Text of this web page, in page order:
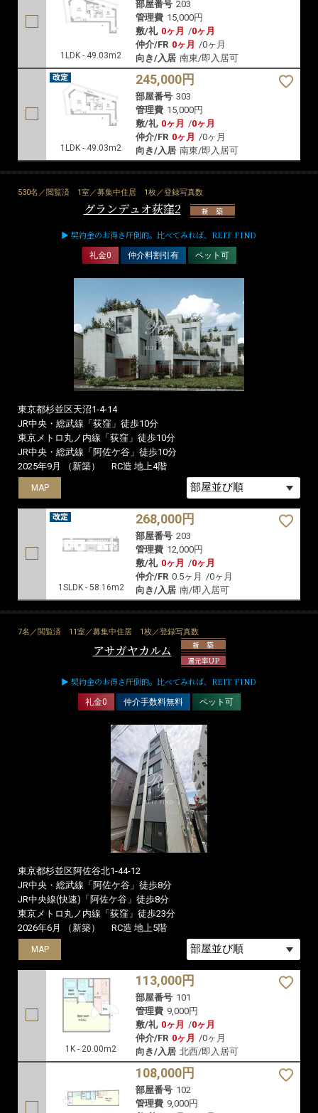
1LDK - 49.03m2
部屋番号 203
管理費 15,000円
敷/礼 0ヶ月 /0ヶ月
仲介/FR 0ヶ月 /0ヶ月
向き/入居 南東/即入居可
1LDK - 49.03m2
245,000円
部屋番号 303
管理費 15,000円
敷/礼 0ヶ月 /0ヶ月
仲介/FR 0ヶ月 /0ヶ月
向き/入居 南東/即入居可
530名／閲覧済 1室／募集中住居 1枚／登録写真数
グランデュオ荻窪2 新 築
▶ 契約金のお得さ圧倒的。比べてみれば、REIT FIND
礼金0 仲介料割引有 ペット可
東京都杉並区天沼1-4-14
JR中央・総武線「荻窪」徒歩10分
東京メトロ丸ノ内線「荻窪」徒歩10分
JR中央・総武線「阿佐ケ谷」徒歩10分
2025年9月 （新築）
RC造 地上4階
MAP
1SLDK - 58.16m2
268,000円
部屋番号 203
管理費 12,000円
敷/礼 0ヶ月 /0ヶ月
仲介/FR 0.5ヶ月 /0ヶ月
向き/入居 南/即入居可
7名／閲覧済 11室／募集中住居 1枚／登録写真数
アサガヤカルム
新 築
還元率UP
▶ 契約金のお得さ圧倒的。比べてみれば、REIT FIND
礼金0 仲介手数料無料 ペット可
東京都杉並区阿佐谷北1-44-12
JR中央・総武線「阿佐ケ谷」徒歩8分
JR中央線(快速)「阿佐ケ谷」徒歩8分
東京メトロ丸ノ内線「荻窪」徒歩23分
2026年6月 （新築）
RC造 地上5階
MAP
1K - 20.00m2
113,000円
部屋番号 101
管理費 9,000円
敷/礼 0ヶ月 /0ヶ月
仲介/FR 0ヶ月 /0ヶ月
向き/入居 北西/即入居可
MAP
108,000円
部屋番号 102
管理費 9,000円
MAP